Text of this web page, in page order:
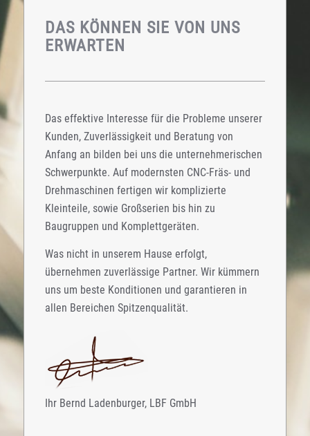
DAS KÖNNEN SIE VON UNS
ERWARTEN
Das effektive Interesse für die Probleme unserer
Kunden, Zuverlässigkeit und Beratung von
Anfang an bilden bei uns die unternehmerischen
Schwerpunkte. Auf modernsten CNC-Fräs- und
Drehmaschinen fertigen wir komplizierte
Kleinteile, sowie Großserien bis hin zu
Baugruppen und Komplettgeräten.
Was nicht in unserem Hause erfolgt,
übernehmen zuverlässige Partner. Wir kümmern
uns um beste Konditionen und garantieren in
allen Bereichen Spitzenqualität.
Ihr Bernd Ladenburger, LBF GmbH